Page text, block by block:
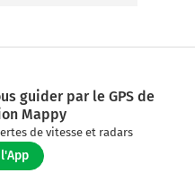
guider par le GPS de
Mappy
de vitesse et radars